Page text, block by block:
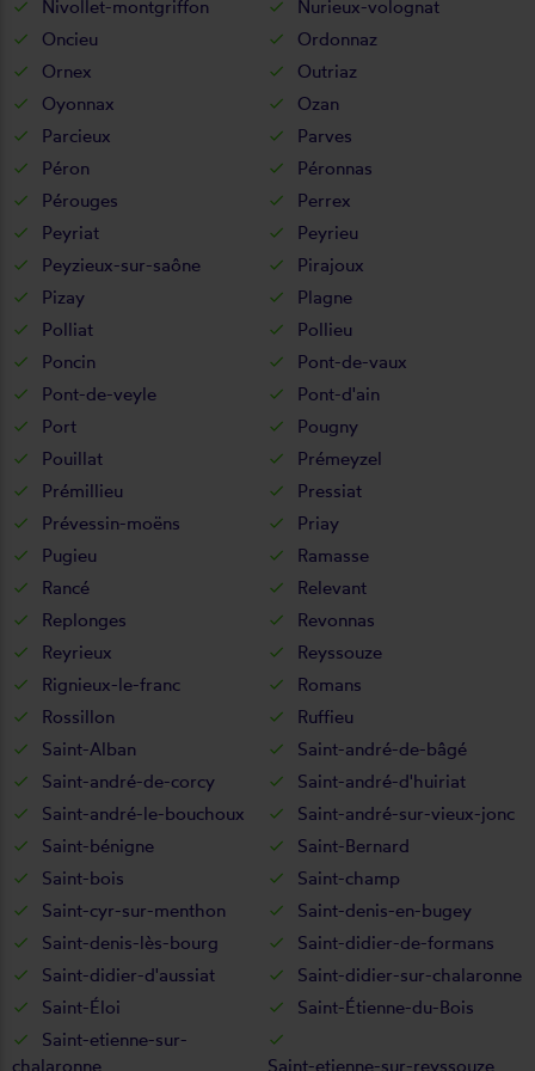
Nivollet-montgriffon
Nurieux-volognat
Oncieu
Ordonnaz
Ornex
Outriaz
Oyonnax
Ozan
Parcieux
Parves
Péron
Péronnas
Pérouges
Perrex
Peyriat
Peyrieu
Peyzieux-sur-saône
Pirajoux
Pizay
Plagne
Polliat
Pollieu
Poncin
Pont-de-vaux
Pont-de-veyle
Pont-d'ain
Port
Pougny
Pouillat
Prémeyzel
Prémillieu
Pressiat
Prévessin-moëns
Priay
Pugieu
Ramasse
Rancé
Relevant
Replonges
Revonnas
Reyrieux
Reyssouze
Rignieux-le-franc
Romans
Rossillon
Ruffieu
Saint-Alban
Saint-andré-de-bâgé
Saint-andré-de-corcy
Saint-andré-d'huiriat
Saint-andré-le-bouchoux
Saint-andré-sur-vieux-jonc
Saint-bénigne
Saint-Bernard
Saint-bois
Saint-champ
Saint-cyr-sur-menthon
Saint-denis-en-bugey
Saint-denis-lès-bourg
Saint-didier-de-formans
Saint-didier-d'aussiat
Saint-didier-sur-chalaronne
Saint-Éloi
Saint-Étienne-du-Bois
Saint-etienne-sur-
chalaronne
Saint-etienne-sur-reyssouze